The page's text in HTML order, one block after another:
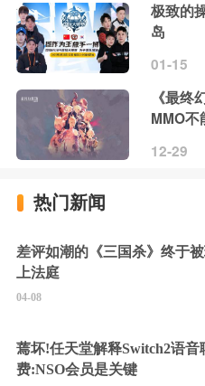
极致的
岛
01-15
《最终
MMO
12-29
热门新闻
差评如潮的《三国杀》终于
上法庭
04-08
蔫坏!任天堂解释Switch2语音
费:NSO会员是关键